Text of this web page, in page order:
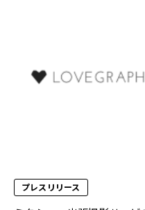
プレスリリース